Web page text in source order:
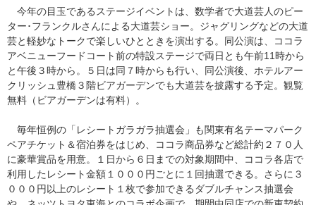
今年の目玉であるステージイベントは、数学者で大道芸人のピー
ター･フランクルさんによる大道芸ショー。ジャグリングなどの大道
芸と軽妙なトークで楽しいひとときを演出する。同公演は、ココラ
アベニューフードコート前の特設ステージで両日とも午前11時から
と午後３時から。５日は同７時からも行い、同公演後、ホテルアー
クリッシュ豊橋３階ビアガーデンでも大道芸を披露する予定。観覧
無料（ビアガーデンは有料）。
毎年恒例の「レシートガラガラ抽選会」も関東有名テーマパーク
ペアチケット＆宿泊券をはじめ、ココラ商品券など総計約２７０人
に豪華賞品を用意。１日から６日までの対象期間中、ココラ各店で
利用したレシート金額１０００円ごとに１回抽選できる。さらに３
０００円以上のレシート１枚で参加できるダブルチャンス抽選会